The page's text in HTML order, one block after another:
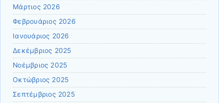
Μάρτιος 2026
Φεβρουάριος 2026
Ιανουάριος 2026
Δεκέμβριος 2025
Νοέμβριος 2025
Οκτώβριος 2025
Σεπτέμβριος 2025